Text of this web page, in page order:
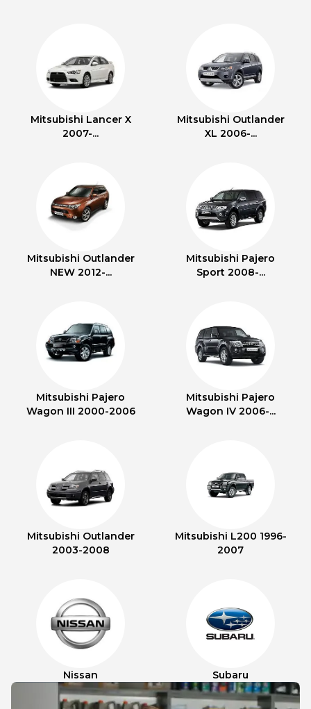
Mitsubishi Lancer X
2007-...
Mitsubishi Outlander
XL 2006-...
Mitsubishi Outlander
NEW 2012-...
Mitsubishi Pajero
Sport 2008-...
Mitsubishi Pajero
Wagon III 2000-2006
Mitsubishi Pajero
Wagon IV 2006-...
Mitsubishi Outlander
2003-2008
Mitsubishi L200 1996-
2007
Nissan Subaru